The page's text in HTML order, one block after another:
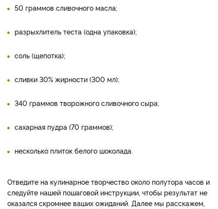
50 граммов сливочного масла;
разрыхлитель теста (одна упаковка);
соль (щепотка);
сливки 30% жирности (300 мл);
340 граммов творожного сливочного сыра;
сахарная пудра (70 граммов);
несколько плиток белого шоколада.
Отведите на кулинарное творчество около полутора часов и
следуйте нашей пошаговой инструкции, чтобы результат не
оказался скромнее ваших ожиданий. Далее мы расскажем,